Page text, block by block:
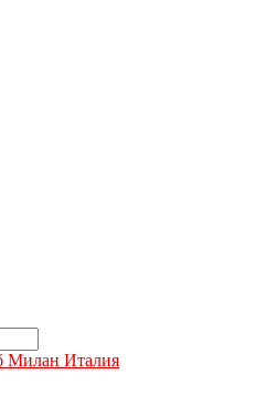
Милан Италия